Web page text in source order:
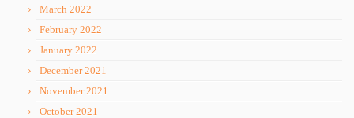
March 2022
February 2022
January 2022
December 2021
November 2021
October 2021